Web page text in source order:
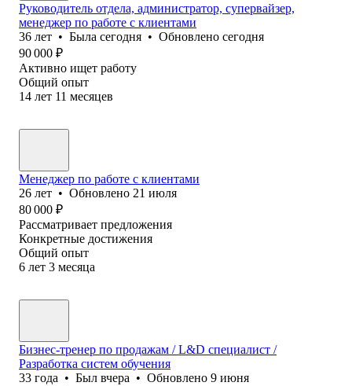
Руководитель отдела, администратор, супервайзер,
менеджер по работе с клиентами
36 лет • Была сегодня • Обновлено сегодня
90 000 ₽
Активно ищет работу
Общий опыт
14 лет 11 месяцев
Менеджер по работе с клиентами
26 лет • Обновлено 21 июля
80 000 ₽
Рассматривает предложения
Конкретные достижения
Общий опыт
6 лет 3 месяца
Бизнес-тренер по продажам / L&D специалист /
Разработка систем обучения
33 года • Был вчера • Обновлено 9 июня